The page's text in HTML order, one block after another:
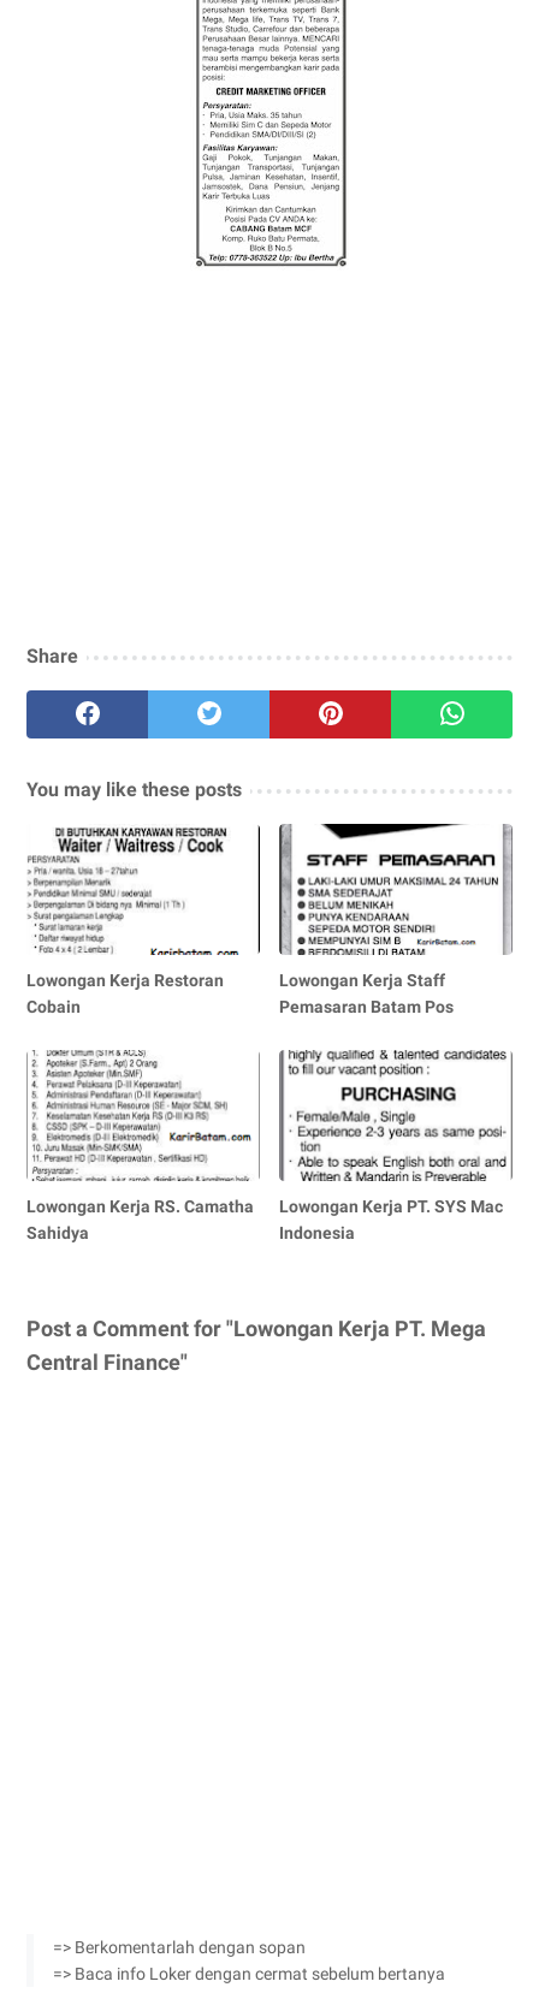
Share
You may like these posts
Lowongan Kerja Restoran
Cobain
Lowongan Kerja Staff
Pemasaran Batam Pos
Lowongan Kerja RS. Camatha
Sahidya
Lowongan Kerja PT. SYS Mac
Indonesia
Post a Comment for "Lowongan Kerja PT. Mega
Central Finance"
=> Berkomentarlah dengan sopan
=> Baca info Loker dengan cermat sebelum bertanya